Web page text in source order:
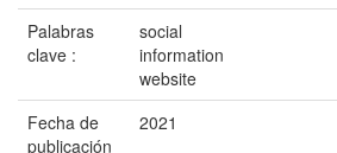
Palabras
clave :
social
information
website
Fecha de
publicación
2021